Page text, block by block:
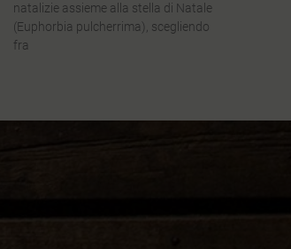
natalizie assieme alla stella di Natale
(Euphorbia pulcherrima), scegliendo
fra